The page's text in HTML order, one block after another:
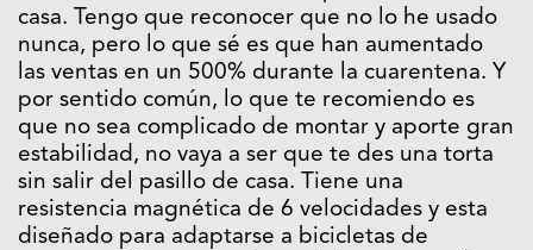
casa. Tengo que reconocer que no lo he usado
nunca, pero lo que sé es que han aumentado
las ventas en un 500% durante la cuarentena. Y
por sentido común, lo que te recomiendo es
que no sea complicado de montar y aporte gran
estabilidad, no vaya a ser que te des una torta
sin salir del pasillo de casa. Tiene una
resistencia magnética de 6 velocidades y esta
diseñado para adaptarse a bicicletas de